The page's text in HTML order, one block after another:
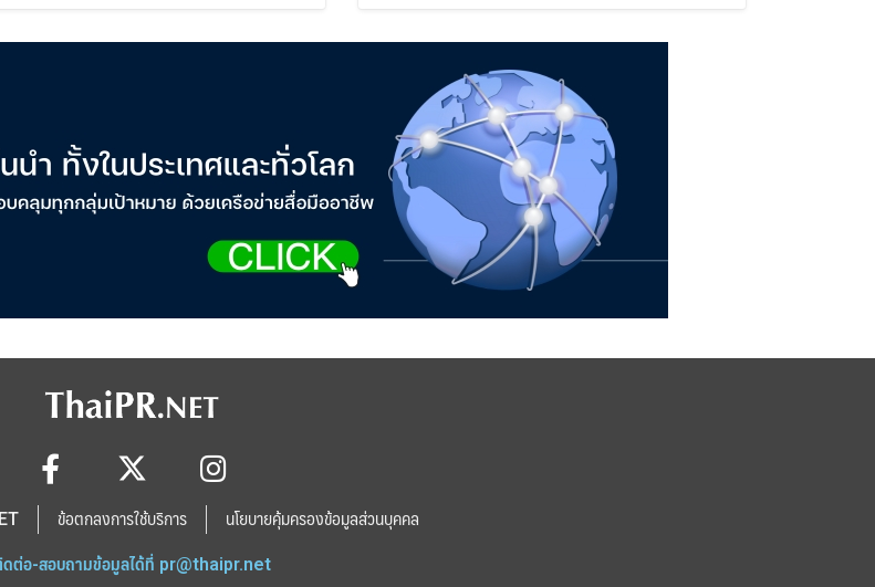
ข้อตกลงการใช้บริการ นโยบายคุ้มครองข้อมูลส่วนบุคคล
ต่อ-สอบถามข้อมูลได้ที่ pr@thaipr.net